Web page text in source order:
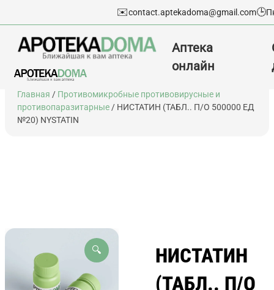
Перейти
содержимому
✉️contact.aptekadoma@gmail.com🕒
Аптека
онлайн
Главная / Противомикробные противовирусные и
противопаразитарные / НИСТАТИН (ТАБЛ.. П/О 500000 ЕД
№20) NYSTATIN
🔍
НИСТАТИН
(ТАБЛ.. П/О